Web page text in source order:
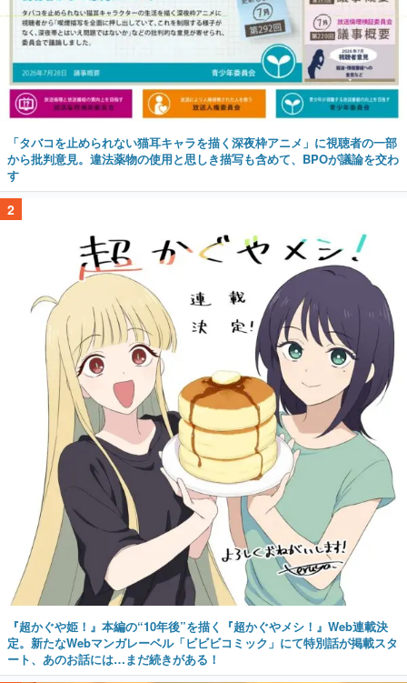
「タバコを止められない猫耳キャラを描く深夜枠アニメ」に視聴者の一部
から批判意見。違法薬物の使用と思しき描写も含めて、BPOが議論を交わ
す
2
『超かぐや姫！』本編の“10年後”を描く『超かぐやメシ！』Web連載決
定。新たなWebマンガレーベル「ビビビコミック」にて特別話が掲載スタ
ート、あのお話には…まだ続きがある！